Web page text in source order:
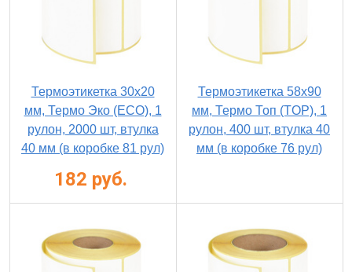
Термоэтикетка 30х20
мм, Термо Эко (ECO), 1
рулон, 2000 шт, втулка
40 мм (в коробке 81 рул)
182 руб.
Термоэтикетка 58х90
мм, Термо Топ (TOP), 1
рулон, 400 шт, втулка 40
мм (в коробке 76 рул)